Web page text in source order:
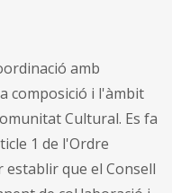
amb
composició i l'àmbit
Cultural. Es fa
1 de l'Ordre
establir que el Consell